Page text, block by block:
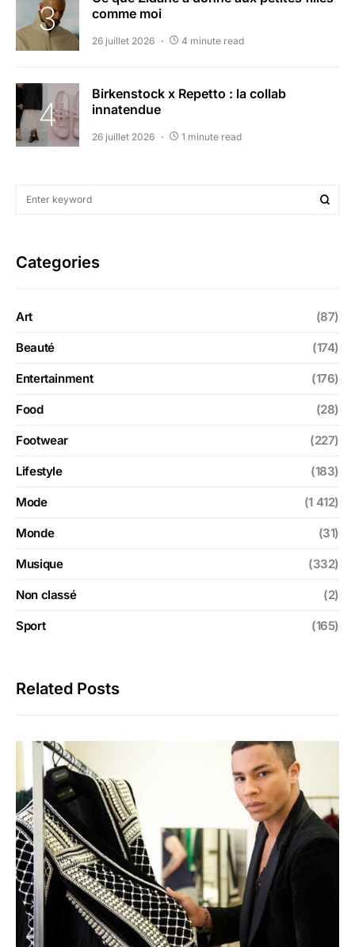
comme moi
26 juillet 2026 4 minute read
Birkenstock x Repetto : la collab
innatendue
26 juillet 2026 1 minute read
Categories
Art (87)
Beauté (174)
Entertainment (176)
Food (28)
Footwear (227)
Lifestyle (183)
Mode (1 412)
Monde (31)
Musique (332)
Non classé (2)
Sport (165)
Related Posts